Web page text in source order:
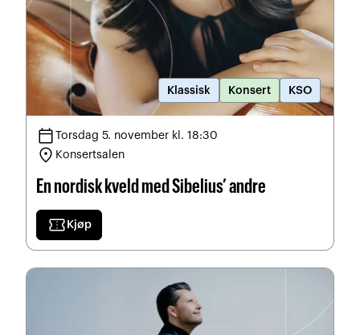
Klassisk Konsert KSO
calendar_todayTorsdag 5. november kl. 18:30
location_on Konsertsalen
En nordisk kveld med Sibelius’ andre
confirmation_number Kjøp